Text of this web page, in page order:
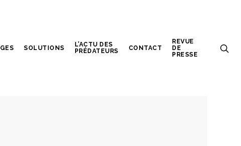
SOLUTIONS
L’ACTU DES
PRÉDATEURS
CONTACT
REVUE
DE
PRESSE